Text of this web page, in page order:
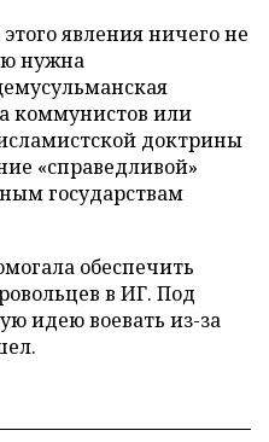
явления ничего не
нужна
коммунистов или
доктрины
«справедливой»
государствам
обеспечить
в ИГ. Под
идею воевать из-за